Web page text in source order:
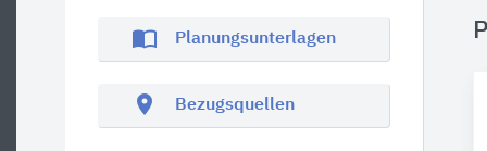
import_contacts Planungsunterlagen
location_on Bezugsquellen